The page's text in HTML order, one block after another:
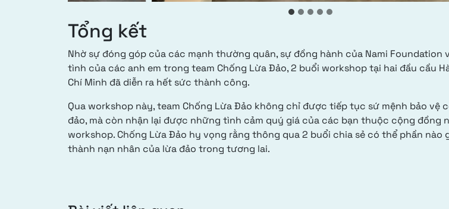
Tổng kết
Nhờ sự đóng góp của các mạnh thường quân, sự đồng hành của Nami Foundation
tình của các anh em trong team Chống Lừa Đảo, 2 buổi workshop tại hai đầu cầu
Chí Minh đã diễn ra hết sức thành công.
Qua workshop này, team Chống Lừa Đảo không chỉ được tiếp tục sứ mệnh bảo vệ
đảo, mà còn nhận lại được những tình cảm quý giá của các bạn thuộc cộng đồng
workshop. Chống Lừa Đảo hy vọng rằng thông qua 2 buổi chia sẻ có thể phần nào
thành nạn nhân của lừa đảo trong tương lai.